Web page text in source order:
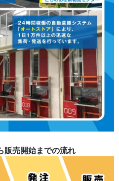
販売開始までの流れ